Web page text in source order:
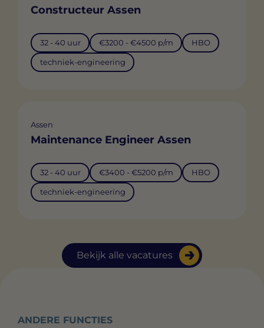
Bekijk alle vacatures
Constructeur Assen
32 - 40 uur €3200 - €4500 p/m HBO
techniek-engineering
Assen
Maintenance Engineer Assen
32 - 40 uur €3400 - €5200 p/m HBO
techniek-engineering
ANDERE FUNCTIES